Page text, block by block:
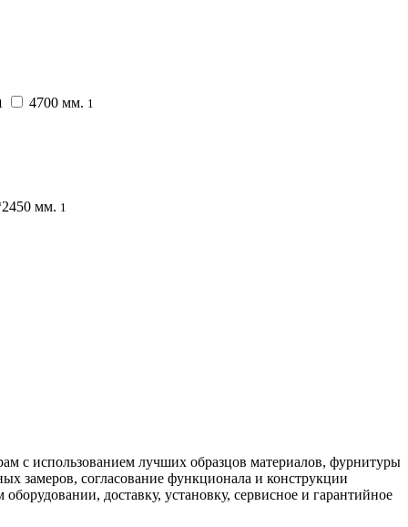
4700 мм. 1
мм. 1
с использованием лучших образцов материалов, фурнитуры
замеров, согласование функционала и конструкции
доставку, установку, сервисное и гарантийное